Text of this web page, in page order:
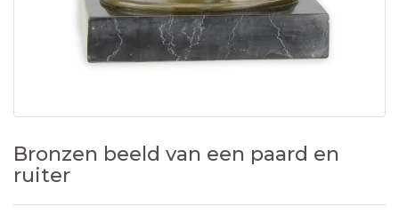
Bronzen beeld van een paard en
ruiter